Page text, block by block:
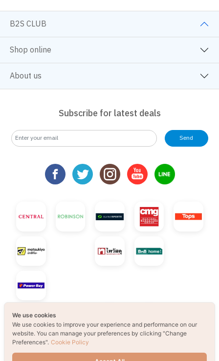
B2S CLUB
Shop online
About us
Subscribe for latest deals
Send
© 2021 B2S CLUB, All rights reserved. Web
Design by
We use cookies
We use cookies to improve your experience and performance on our
website. You can manage your preferences by clicking "Change
Preferences". Cookie Policy